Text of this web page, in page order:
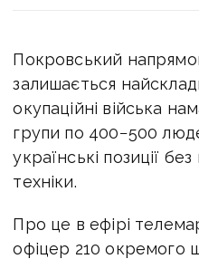
Покровський
залишається
окупаційні війська
групи по 400−500
українські позиції
техніки.
Про це в ефірі
офіцер 210 окремого